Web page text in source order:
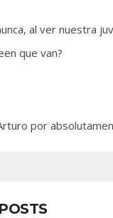
al ver nuestra
que van?
por